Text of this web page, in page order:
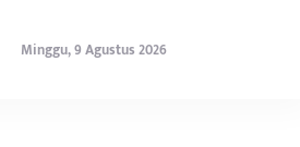
Minggu, 9 Agustus 2026